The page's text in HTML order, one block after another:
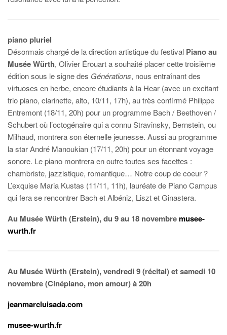
piano pluriel
Désormais chargé de la direction artistique du festival Piano au
Musée Würth, Olivier Érouart a souhaité placer cette troisième
édition sous le signe des Générations, nous entraînant des
virtuoses en herbe, encore étudiants à la Hear (avec un excitant
trio piano, clarinette, alto, 10/11, 17h), au très confirmé Philippe
Entremont (18/11, 20h) pour un programme Bach / Beethoven /
Schubert où l’octogénaire qui a connu Stravinsky, Bernstein, ou
Milhaud, montrera son éternelle jeunesse. Aussi au programme
la star André Manoukian (17/11, 20h) pour un étonnant voyage
sonore. Le piano montrera en outre toutes ses facettes :
chambriste, jazzistique, romantique… Notre coup de coeur ?
L’exquise Maria Kustas (11/11, 11h), lauréate de Piano Campus
qui fera se rencontrer Bach et Albéniz, Liszt et Ginastera.
Au Musée Würth (Erstein), du 9 au 18 novembremusee-
wurth.fr
Au Musée Würth (Erstein), vendredi 9 (récital) et samedi 10
novembre (Cinépiano, mon amour) à 20h
jeanmarcluisada.com
musee-wurth.fr